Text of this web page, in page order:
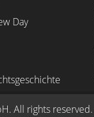
Day
. All rights reserved.